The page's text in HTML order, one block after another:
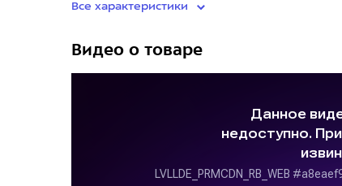
Все характеристики
Видео о товаре